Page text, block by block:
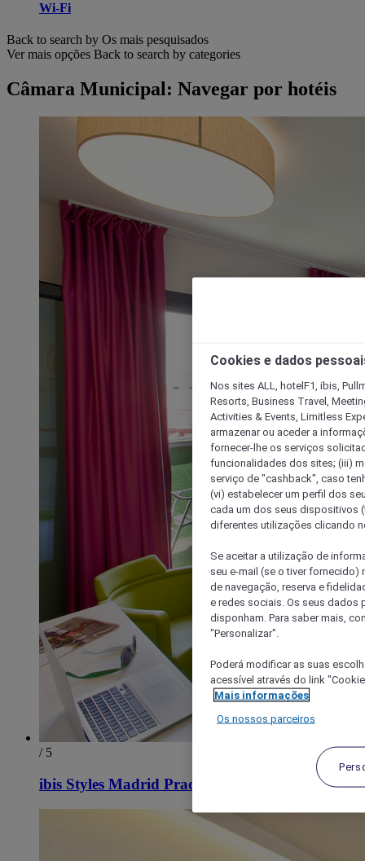
Wi-Fi
Back to search by Os mais pesquisados
Ver mais opções Back to search by categories
Câmara Municipal: Navegar por hotéis
/ 5
ibis Styles Madrid Prado
Cookies e dados
Nos sites ALL, hotelF1, ibis,
Resorts, Business Travel,
Activities & Events, Limitless
armazenar ou aceder a
fornecer-lhe os serviços
funcionalidades dos sites; (iii)
serviço de "cashback", caso
(vi) estabelecer um perfil dos
cada um dos seus dispositivos
diferentes utilizações clicando
Se aceitar a utilização de
seu e-mail (se o tiver
de navegação, reserva e
e redes sociais. Os seus dados
disponham. Para saber mais,
"Personalizar".
Poderá modificar as suas
acessível através do link
Mais informações
Os nossos parceiros